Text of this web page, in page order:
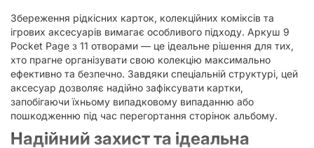
Збереження рідкісних карток, колекційних коміксів та
ігрових аксесуарів вимагає особливого підходу. Аркуш 9
Pocket Page з 11 отворами — це ідеальне рішення для тих,
хто прагне організувати свою колекцію максимально
ефективно та безпечно. Завдяки спеціальній структурі, цей
аксесуар дозволяє надійно зафіксувати картки,
запобігаючи їхньому випадковому випаданню або
пошкодженню під час перегортання сторінок альбому.
Надійний захист та ідеальна